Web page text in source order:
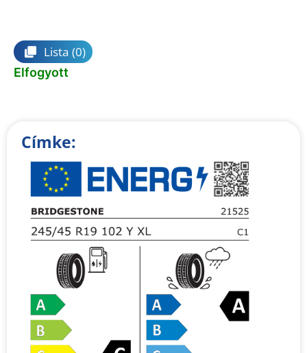
Lista (0)
Elfogyott
Címke: